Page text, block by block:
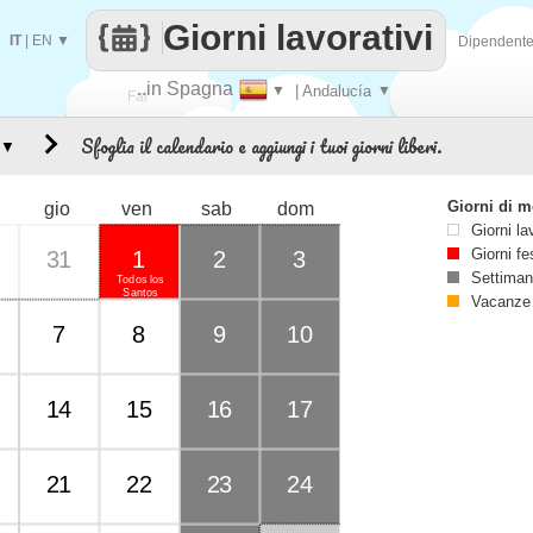
Fai..in Spagna ▼ | Andalucía ▼
Giorni lavorativi
IT| EN ▼
Sfoglia il calendario e aggiungi i tuoi giorni liberi.
gio ven sab dom
31
Todos los
Santos
1 2 3
7 8 9 10
14 15 16 17
21 22 23 24
▼
Giorni di
Giorni
Giorni
Vacanze